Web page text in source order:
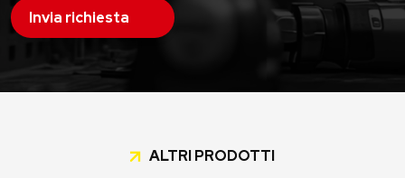
Invia richiesta
ALTRI PRODOTTI